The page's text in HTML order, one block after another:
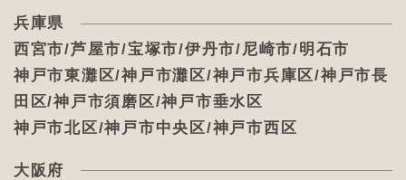
兵庫県
西宮市/芦屋市/宝塚市/伊丹市/尼崎市/明石市
神戸市東灘区/神戸市灘区/神戸市兵庫区/神戸市長
田区/神戸市須磨区/神戸市垂水区
神戸市北区/神戸市中央区/神戸市西区
大阪府